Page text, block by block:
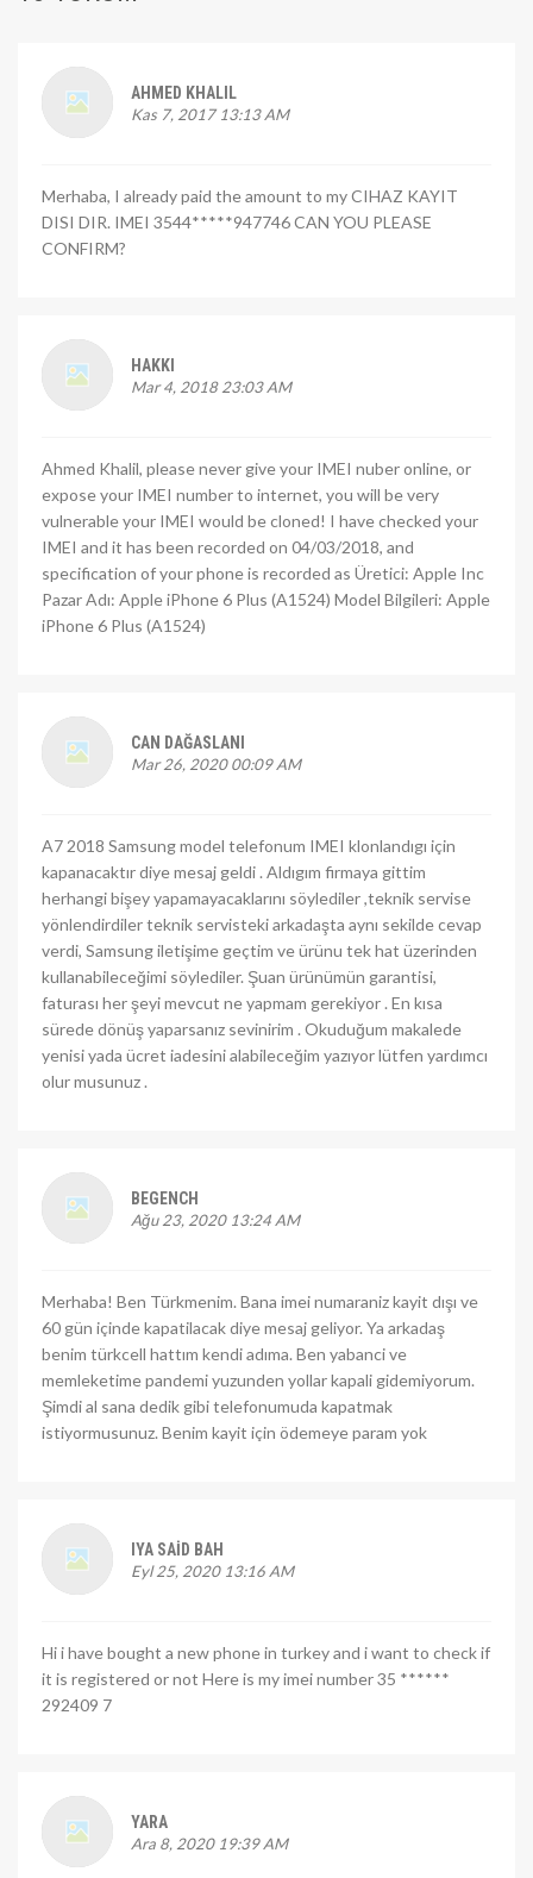
AHMED KHALIL
Kas 7, 2017 13:13 AM
Merhaba, I already paid the amount to my CIHAZ KAYIT
DISI DIR. IMEI 3544*****947746 CAN YOU PLEASE
CONFIRM?
HAKKI
Mar 4, 2018 23:03 AM
Ahmed Khalil, please never give your IMEI nuber online, or
expose your IMEI number to internet, you will be very
vulnerable your IMEI would be cloned! I have checked your
IMEI and it has been recorded on 04/03/2018, and
specification of your phone is recorded as Üretici: Apple Inc
Pazar Adı: Apple iPhone 6 Plus (A1524) Model Bilgileri: Apple
iPhone 6 Plus (A1524)
CAN DAĞASLANI
Mar 26, 2020 00:09 AM
A7 2018 Samsung model telefonum IMEI klonlandıgı için
kapanacaktır diye mesaj geldi . Aldıgım firmaya gittim
herhangi bişey yapamayacaklarını söylediler ,teknik servise
yönlendirdiler teknik servisteki arkadaşta aynı sekilde cevap
verdi, Samsung iletişime geçtim ve ürünu tek hat üzerinden
kullanabileceğimi söylediler. Şuan ürünümün garantisi,
faturası her şeyi mevcut ne yapmam gerekiyor . En kısa
sürede dönüş yaparsanız sevinirim . Okuduğum makalede
yenisi yada ücret iadesini alabileceğim yazıyor lütfen yardımcı
olur musunuz .
BEGENCH
Ağu 23, 2020 13:24 AM
Merhaba! Ben Türkmenim. Bana imei numaraniz kayit dışı ve
60 gün içinde kapatilacak diye mesaj geliyor. Ya arkadaş
benim türkcell hattım kendi adıma. Ben yabanci ve
memleketime pandemi yuzunden yollar kapali gidemiyorum.
Şimdi al sana dedik gibi telefonumuda kapatmak
istiyormusunuz. Benim kayit için ödemeye param yok
IYA SAID BAH
Eyl 25, 2020 13:16 AM
Hi i have bought a new phone in turkey and i want to check if
it is registered or not Here is my imei number 35 ******
292409 7
YARA
Ara 8, 2020 19:39 AM